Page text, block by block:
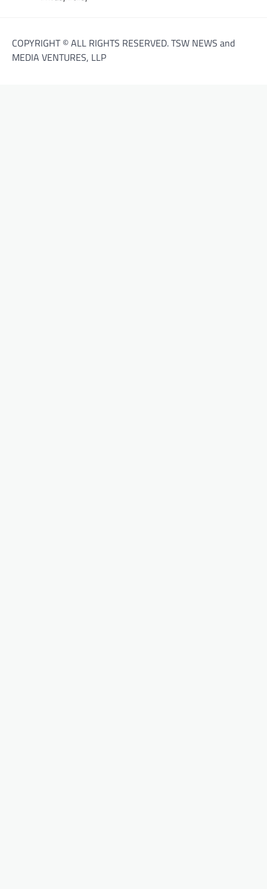
COPYRIGHT © ALL RIGHTS RESERVED. TSW NEWS and
MEDIA VENTURES, LLP